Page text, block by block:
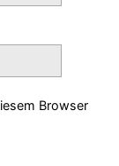
Browser